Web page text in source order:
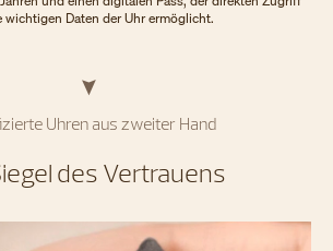
wichtigen Daten der Uhr ermöglicht.
Uhren aus zweiter Hand
des Vertrauens